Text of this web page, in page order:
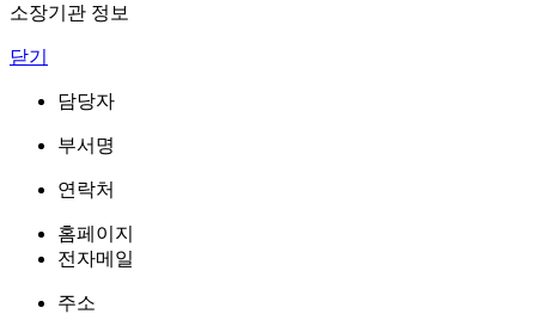
소장기관 정보
닫기
담당자
부서명
연락처
홈페이지
전자메일
주소